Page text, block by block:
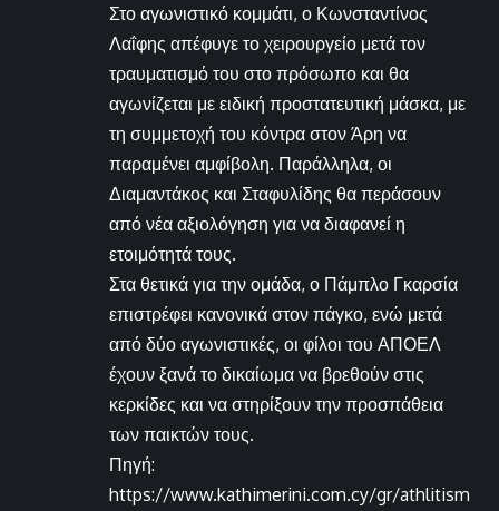
Στο αγωνιστικό κομμάτι, ο Κωνσταντίνος
Λαΐφης απέφυγε το χειρουργείο μετά τον
τραυματισμό του στο πρόσωπο και θα
αγωνίζεται με ειδική προστατευτική μάσκα, με
τη συμμετοχή του κόντρα στον Άρη να
παραμένει αμφίβολη. Παράλληλα, οι
Διαμαντάκος και Σταφυλίδης θα περάσουν
από νέα αξιολόγηση για να διαφανεί η
ετοιμότητά τους.
Στα θετικά για την ομάδα, ο Πάμπλο Γκαρσία
επιστρέφει κανονικά στον πάγκο, ενώ μετά
από δύο αγωνιστικές, οι φίλοι του ΑΠΟΕΛ
έχουν ξανά το δικαίωμα να βρεθούν στις
κερκίδες και να στηρίξουν την προσπάθεια
των παικτών τους.
Πηγή:
https://www.kathimerini.com.cy/gr/athlitism